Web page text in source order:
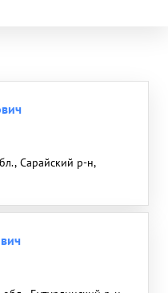
Сарайский р-н,